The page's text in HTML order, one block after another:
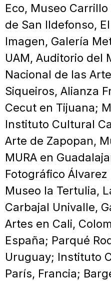
Eco, Museo
de San Ildefonso,
Imagen, Galería
UAM, Auditorio del
Nacional de las
Siqueiros, Alianza
Cecut en Tijuana;
Instituto Cultural
Arte de Zapopan,
MURA en
Fotográfico Álvarez
Museo la Tertulia,
Carbajal Univalle,
Artes en Cali,
España; Parqué
Uruguay; Instituto
París, Francia;